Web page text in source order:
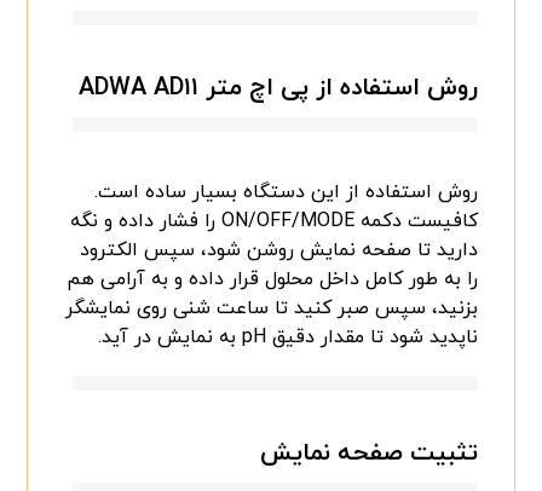
روش استفاده از پی اچ متر ADWA AD۱۱
روش استفاده از این دستگاه بسیار ساده است.
کافیست دکمه ON/OFF/MODE را فشار داده و نگه
دارید تا صفحه نمایش روشن شود، سپس الکترود
را به طور کامل داخل محلول قرار داده و به آرامی هم
بزنید، سپس صبر کنید تا ساعت شنی روی نمایشگر
ناپدید شود تا مقدار دقیق pH به نمایش در آید.
تثبیت صفحه نمایش